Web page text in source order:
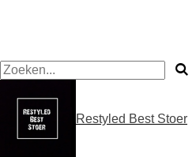
Restyled Best Stoer